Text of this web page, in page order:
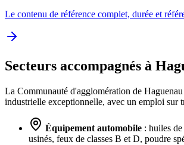
Le contenu de référence complet, durée et
Secteurs accompagnés à
La Communauté d'agglomération de
industrielle exceptionnelle, avec un emploi sur
Équipement automobile : huiles
usinés, feux de classes B et D, poudre